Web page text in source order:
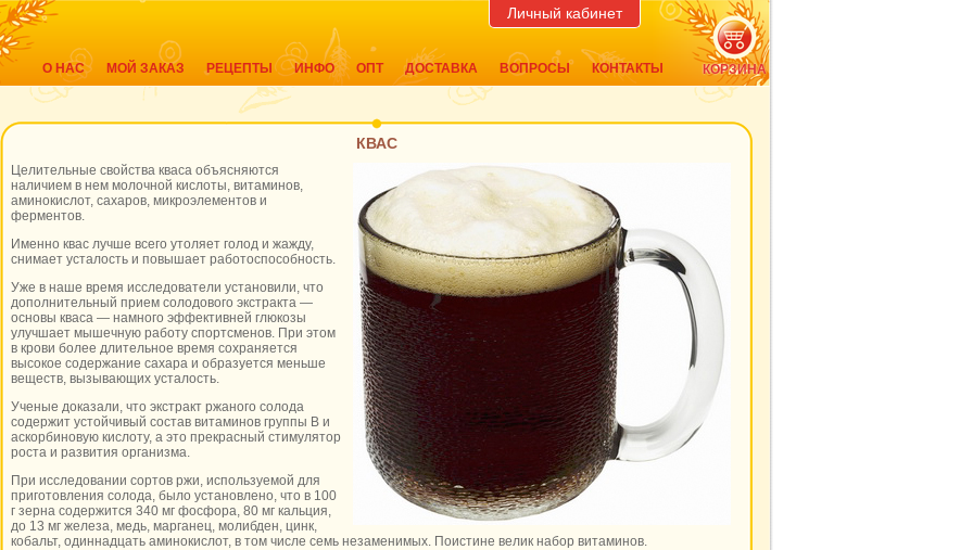
Личный кабинет
О НАС МОЙ ЗАКАЗ РЕЦЕПТЫ ИНФО ОПТ ДОСТАВКА ВОПРОСЫ КОНТАКТЫ КОРЗИНА
КВАС
Целительные свойства кваса объясняются
наличием в нем молочной кислоты, витаминов,
аминокислот, сахаров, микроэлементов и
ферментов.
Именно квас лучше всего утоляет голод и жажду,
снимает усталость и повышает работоспособность.
Уже в наше время исследователи установили, что
дополнительный прием солодового экстракта —
основы кваса — намного эффективней глюкозы
улучшает мышечную работу спортсменов. При этом
в крови более длительное время сохраняется
высокое содержание сахара и образуется меньше
веществ, вызывающих усталость.
Ученые доказали, что экстракт ржаного солода
содержит устойчивый состав витаминов группы В и
аскорбиновую кислоту, а это прекрасный стимулятор
роста и развития организма.
При исследовании сортов ржи, используемой для
приготовления солода, было установлено, что в 100
г зерна содержится 340 мг фосфора, 80 мг кальция,
до 13 мг железа, медь, марганец, молибден, цинк,
кобальт, одиннадцать аминокислот, в том числе семь незаменимых. Поистине велик набор витаминов.